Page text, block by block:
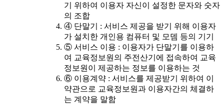
기 위하여 이용자 자신이 설정한 문자와 숫자
의 조합
④ 단말기 : 서비스 제공을 받기 위해 이용자
가 설치한 개인용 컴퓨터 및 모뎀 등의 기기
⑤ 서비스 이용 : 이용자가 단말기를 이용하
여 교육정보원의 주전산기에 접속하여 교육
정보원이 제공하는 정보를 이용하는 것
⑥ 이용계약 : 서비스를 제공받기 위하여 이
약관으로 교육정보원과 이용자간의 체결하
는 계약을 말함